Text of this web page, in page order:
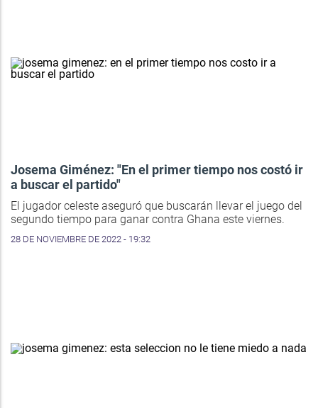
Josema Giménez: "En el primer tiempo nos costó ir
a buscar el partido"
El jugador celeste aseguró que buscarán llevar el juego del
segundo tiempo para ganar contra Ghana este viernes.
28 DE NOVIEMBRE DE 2022 - 19:32